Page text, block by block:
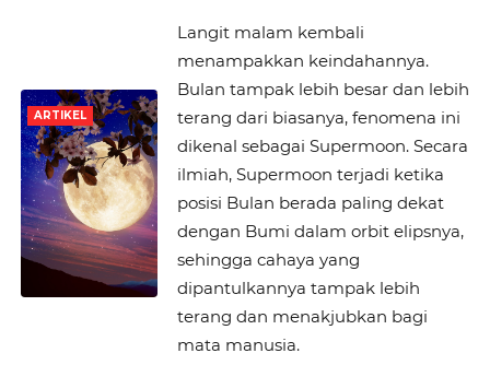
ARTIKEL
Langit malam kembali
menampakkan keindahannya.
Bulan tampak lebih besar dan lebih
terang dari biasanya, fenomena ini
dikenal sebagai Supermoon. Secara
ilmiah, Supermoon terjadi ketika
posisi Bulan berada paling dekat
dengan Bumi dalam orbit elipsnya,
sehingga cahaya yang
dipantulkannya tampak lebih
terang dan menakjubkan bagi
mata manusia.